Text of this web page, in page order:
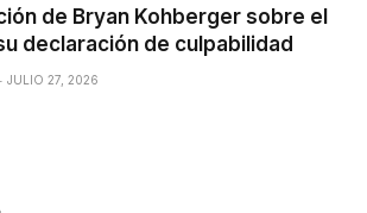
de Bryan Kohberger sobre el
declaración de culpabilidad
JULIO 27, 2026